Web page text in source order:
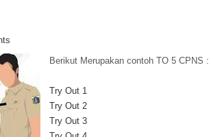
Berikut Merupakan contoh TO 5 CPNS :
Try Out 1
Try Out 2
Try Out 3